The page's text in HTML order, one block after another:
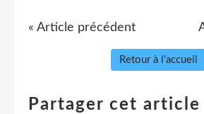
« Article précédent
Retour à l'accueil
Partager cet article